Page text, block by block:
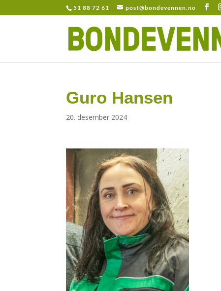
51 88 72 61 post@bondevennen.no
Guro Hansen
20. desember 2024